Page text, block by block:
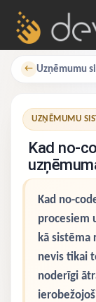
← Uzņēmumu
UZŅĒMUMU
Kad no-
Kad no-
procesiem
kā sistēma
nevis tikai
noderīgi